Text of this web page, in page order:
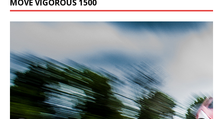
MOVE VIGOROUS 1500